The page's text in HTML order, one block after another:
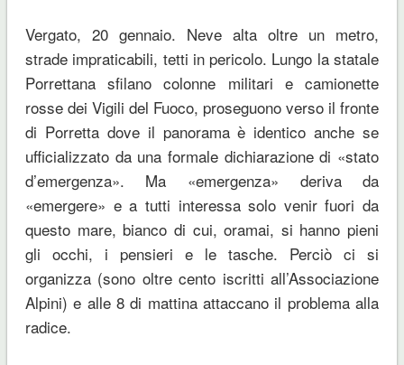
Vergato, 20 gennaio. Neve alta oltre un metro,
strade impraticabili, tetti in pericolo. Lungo la statale
Porrettana sfilano colonne militari e camionette
rosse dei Vigili del Fuoco, proseguono verso il fronte
di Porretta dove il panorama è identico anche se
ufficializzato da una formale dichiarazione di «stato
d’emergenza». Ma «emergenza» deriva da
«emergere» e a tutti interessa solo venir fuori da
questo mare, bianco di cui, oramai, si hanno pieni
gli occhi, i pensieri e le tasche. Perciò ci si
organizza (sono oltre cento iscritti all’Associazione
Alpini) e alle 8 di mattina attaccano il problema alla
radice.